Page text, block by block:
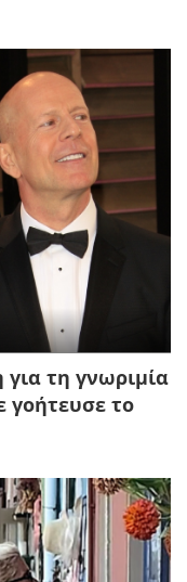
τη γνωριμία
γοήτευσε το